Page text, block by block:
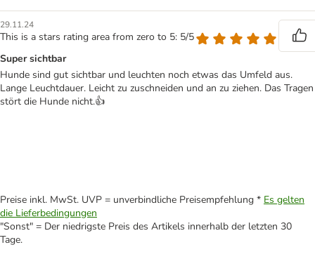
29.11.24
This is a stars rating area from zero to 5: 5/5
Super sichtbar
Hunde sind gut sichtbar und leuchten noch etwas das Umfeld aus.
Lange Leuchtdauer. Leicht zu zuschneiden und an zu ziehen. Das Tragen
stört die Hunde nicht.👍
Preise inkl. MwSt. UVP = unverbindliche Preisempfehlung * Es gelten
die Lieferbedingungen
"Sonst" = Der niedrigste Preis des Artikels innerhalb der letzten 30
Tage.